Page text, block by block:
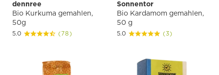
dennree
Bio Kurkuma gemahlen,
50g
5.0 (78)
Sonnentor
Bio Kardamom gemahlen,
50 g
5.0 (3)